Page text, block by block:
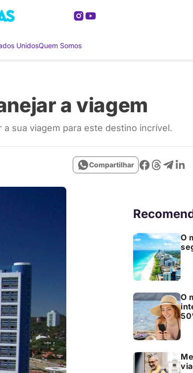
UnidosQuem Somos
a viagem
sua viagem para este destino incrível.
Compartilhar
O
O